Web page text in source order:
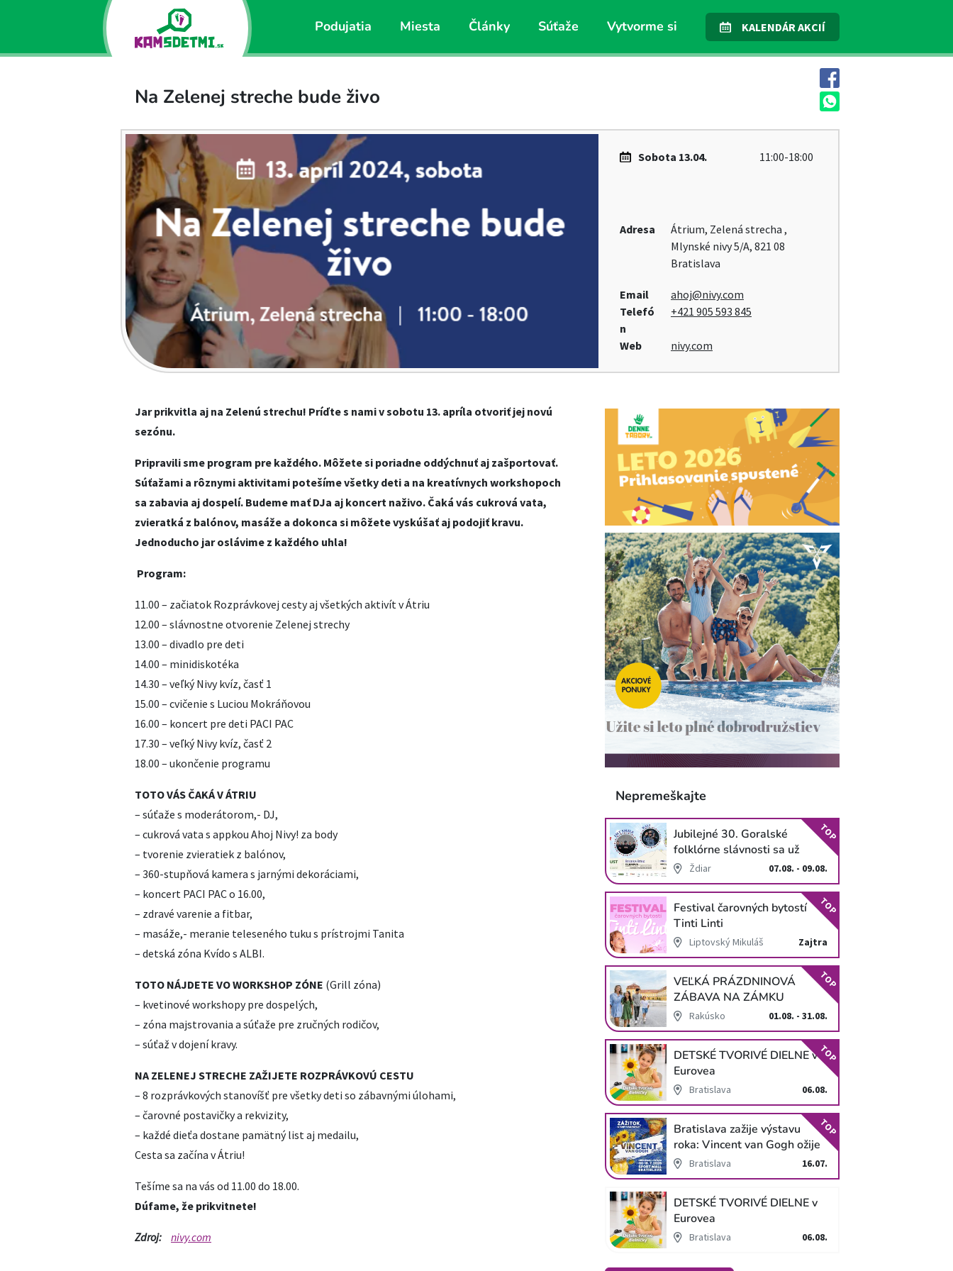
Podujatia Miesta Články Súťaže Vytvorme si KALENDÁR AKCIÍ
Na Zelenej streche bude živo
Sobota 13.04. 11:00-18:00
Adresa
Átrium, Zelená strecha ,
Mlynské nivy 5/A, 821 08
Bratislava
Email
ahoj@nivy.com
Telefó
n
+421 905 593 845
Web nivy.com
Jar prikvitla aj na Zelenú strechu! Príďte s nami v sobotu 13. apríla otvoriť jej novú
sezónu.
Pripravili sme program pre každého. Môžete si poriadne oddýchnuť aj zašportovať.
Súťažami a rôznymi aktivitami potešíme všetky deti a na kreatívnych workshopoch
sa zabavia aj dospelí. Budeme mať DJa aj koncert naživo. Čaká vás cukrová vata,
zvieratká z balónov, masáže a dokonca si môžete vyskúšať aj podojiť kravu.
Jednoducho jar oslávime z každého uhla!
Program:
11.00 – začiatok Rozprávkovej cesty aj všetkých aktivít v Átriu
12.00 – slávnostne otvorenie Zelenej strechy
13.00 – divadlo pre deti
14.00 – minidiskotéka
14.30 – veľký Nivy kvíz, časť 1
15.00 – cvičenie s Luciou Mokráňovou
16.00 – koncert pre deti PACI PAC
17.30 – veľký Nivy kvíz, časť 2
18.00 – ukončenie programu
TOTO VÁS ČAKÁ V ÁTRIU
– súťaže s moderátorom,- DJ,
– cukrová vata s appkou Ahoj Nivy! za body
– tvorenie zvieratiek z balónov,
– 360-stupňová kamera s jarnými dekoráciami,
– koncert PACI PAC o 16.00,
– zdravé varenie a fitbar,
– masáže,- meranie teleseného tuku s prístrojmi Tanita
– detská zóna Kvído s ALBI.
TOTO NÁJDETE VO WORKSHOP ZÓNE (Grill zóna)
– kvetinové workshopy pre dospelých,
– zóna majstrovania a súťaže pre zručných rodičov,
– súťaž v dojení kravy.
NA ZELENEJ STRECHE ZAŽIJETE ROZPRÁVKOVÚ CESTU
– 8 rozprávkových stanovíšť pre všetky deti so zábavnými úlohami,
– čarovné postavičky a rekvizity,
– každé dieťa dostane pamätný list aj medailu,
Cesta sa začína v Átriu!
Tešíme sa na vás od 11.00 do 18.00.
Dúfame, že prikvitnete!
Zdroj: nivy.com
Nepremeškajte
Jubilejné 30. Goralské
folklórne slávnosti sa už
blížiaŽdiar 07.08. - 09.08.
TOP
Festival čarovných bytostí
Tinti Linti
Liptovský Mikuláš Zajtra
TOP
VEĽKÁ PRÁZDNINOVÁ
ZÁBAVA NA ZÁMKU
SCHLOSS HOF
Rakúsko 01.08. - 31.08.
TOP
DETSKÉ TVORIVÉ DIELNE v
Eurovea
Bratislava 06.08.
TOP
Bratislava zažije výstavu
roka: Vincent van Gogh ožije
v unikátnej imerzívnej šou!
Bratislava 16.07.
TOP
DETSKÉ TVORIVÉ DIELNE v
Eurovea
Bratislava 06.08.